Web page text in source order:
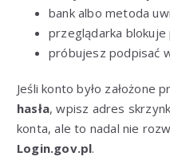
bank albo metoda
przeglądarka blokuje
próbujesz podpisać
Jeśli konto było założone
hasła, wpisz adres
konta, ale to nadal nie
Login.gov.pl.